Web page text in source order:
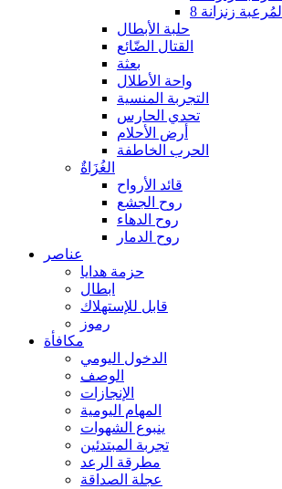
المُرعبة زنزانة 8
حلبة الأبطال
القتال الضّائع
بعثة
واحة الأطلال
التجربة المنسية
تحدي الحارس
أرض الأحلام
الحرب الخاطفة
الغُزَاةٌ
قائد الأرواح
روح الجشع
روح الدهاء
روح الدمار
عناصر
حزمة هدايا
ابطال
قابل للإستهلاك
رموز
مكافأة
الدخول اليومي
الوصف
الإنجازات
المهام اليومية
ينبوع الشهوات
تجربة المبتدئين
مطرقة الرعد
عجلة الصداقة